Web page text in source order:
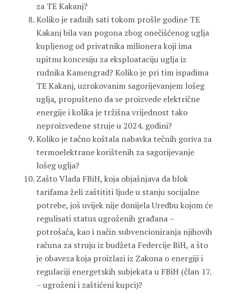
za TE Kakanj?
Koliko je radnih sati tokom prošle godine TE
Kakanj bila van pogona zbog onečišćenog uglja
kupljenog od privatnika milionera koji ima
upitnu koncesiju za eksploataciju uglja iz
rudnika Kamengrad? Koliko je pri tim ispadima
TE Kakanj, uzrokovanim sagorijevanjem lošeg
uglja, propušteno da se proizvede električne
energije i kolika je tržišna vrijednost tako
neproizvedene struje u 2024. godini?
Koliko je tačno koštala nabavka tečnih goriva za
termoelektrane korištenih za sagorijevanje
lošeg uglja?
Zašto Vlada FBiH, koja objašnjava da blok
tarifama želi zaštititi ljude u stanju socijalne
potrebe, još uvijek nije donijela Uredbu kojom će
regulisati status ugroženih građana –
potrošača, kao i način subvencioniranja njihovih
računa za struju iz budžeta Federcije BiH, a što
je obaveza koja proizlazi iz Zakona o energiji i
regulaciji energetskih subjekata u FBiH (član 17.
– ugroženi i zaštićeni kupci)?